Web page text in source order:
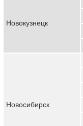
Новокузнецк
Новосибирск